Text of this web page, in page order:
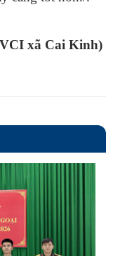
xã Cai Kinh)